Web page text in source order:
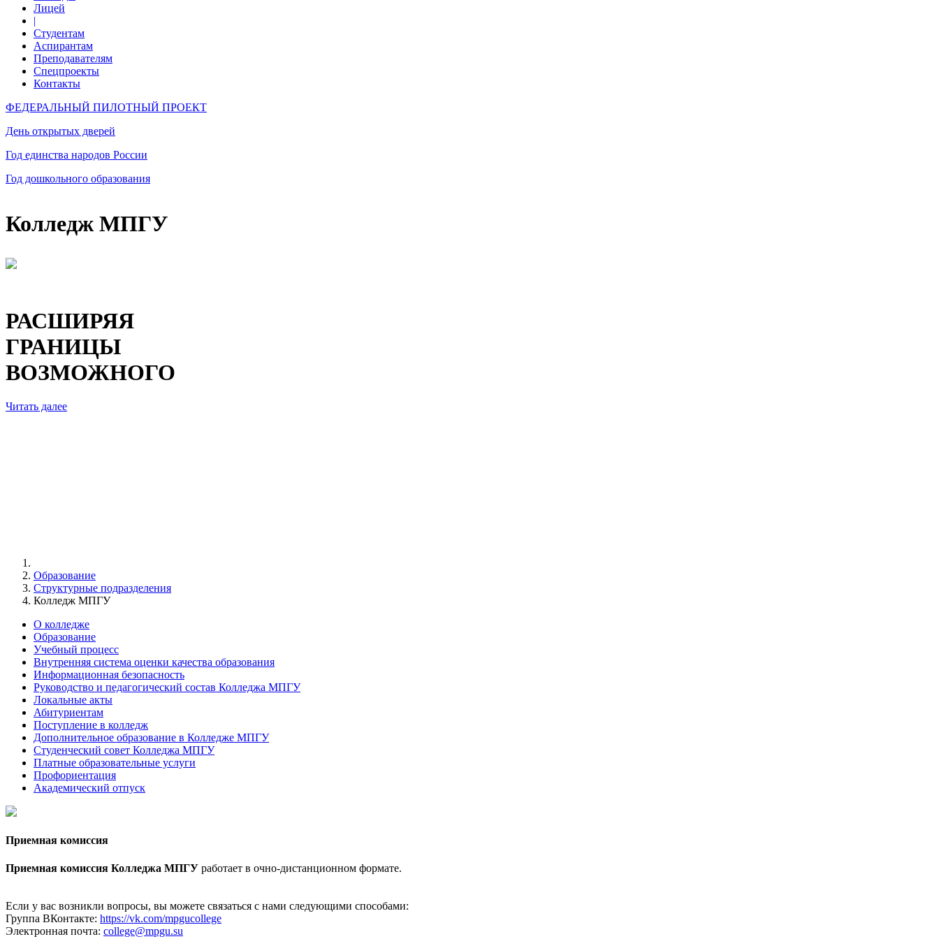
Лицей
|
Студентам
Аспирантам
Преподавателям
Спецпроекты
Контакты
ФЕДЕРАЛЬНЫЙ ПИЛОТНЫЙ ПРОЕКТ
День открытых дверей
Год единства народов России
Год дошкольного образования
Колледж МПГУ
РАСШИРЯЯ
ГРАНИЦЫ
ВОЗМОЖНОГО
Читать далее
Образование
Структурные подразделения
Колледж МПГУ
О колледже
Образование
Учебный процесс
Внутренняя система оценки качества образования
Информационная безопасность
Руководство и педагогический состав Колледжа МПГУ
Локальные акты
Абитуриентам
Поступление в колледж
Дополнительное образование в Колледже МПГУ
Студенческий совет Колледжа МПГУ
Платные образовательные услуги
Профориентация
Академический отпуск
Приемная комиссия
Приемная комиссия Колледжа МПГУ работает в очно-дистанционном формате.
Если у вас возникли вопросы, вы можете связаться с нами следующими способами:
Группа ВКонтакте: https://vk.com/mpgucollege
Электронная почта: college@mpgu.su